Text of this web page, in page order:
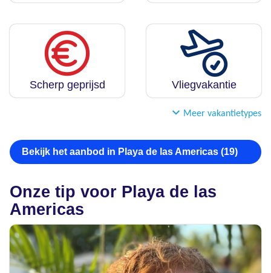
Scherp geprijsd Vliegvakantie
Meer vakantietypes
Bekijk het aanbod in Playa de las Americas (19)
Onze tip voor Playa de las
Americas